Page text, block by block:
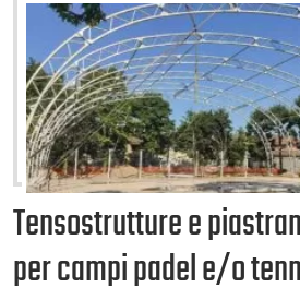
Tensostrutture e
per campi padel e/o